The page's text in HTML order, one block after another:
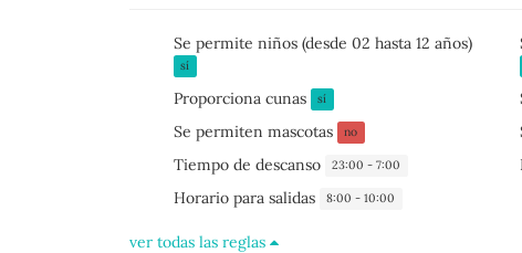
Se permite niños (desde 02 hasta 12 años)
sí
Proporciona cunas sí
Se permiten mascotas no
Tiempo de descanso 23:00 - 7:00
Horario para salidas 8:00 - 10:00
ver todas las reglas